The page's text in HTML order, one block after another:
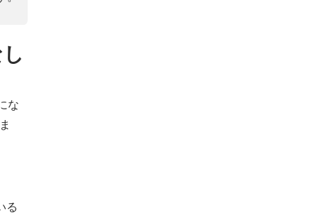
な
る